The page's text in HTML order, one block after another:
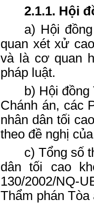
2.1.1. Hội
a) Hội
quan xét xử
và là cơ quan
pháp luật.
b) Hội
Chánh án, các
nhân dân tối
theo đề nghị
c) Tổng số
dân tối cao
130/2002/NQ-
Thẩm phán